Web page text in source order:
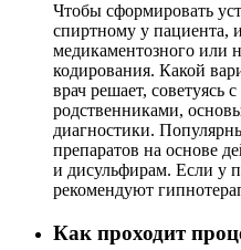
Чтобы сформировать
спиртному у пациента,
медикаментозного или
кодирования. Какой
врач решает, советуясь
родственниками,
диагностики.
препаратов на основе
и дисульфирам. Если у
рекомендуют
Как проходит